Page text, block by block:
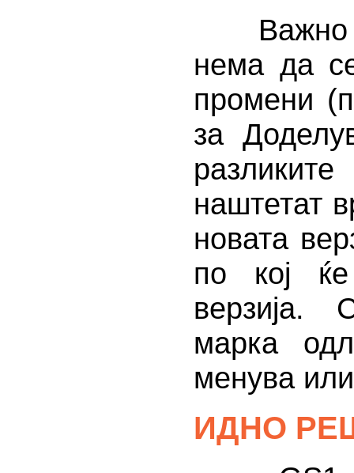
Важно е
нема да
промени
за
наштетат
новата
по кој
верзија.
марка
менува
ИДНО